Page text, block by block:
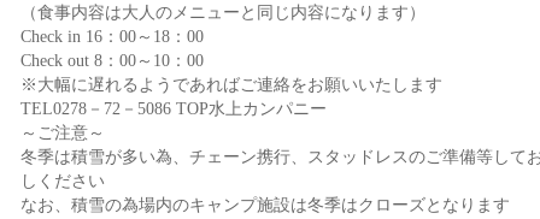
（食事内容は大人のメニューと同じ内容になります）
Check in 16：00～18：00
Check out 8：00～10：00
※大幅に遅れるようであればご連絡をお願いいたします
TEL0278－72－5086 TOP水上カンパニー
～ご注意～
冬季は積雪が多い為、チェーン携行、スタッドレスのご準備等して
しください
なお、積雪の為場内のキャンプ施設は冬季はクローズとなります